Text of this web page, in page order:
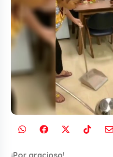
¡Por gracioso!